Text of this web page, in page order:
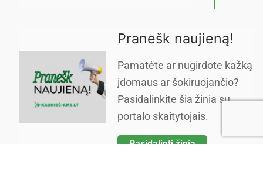
Pranešk naujieną!
Pamatėte ar nugirdote kažką
įdomaus ar šokiruojančio?
Pasidalinkite šia žinia su
portalo skaitytojais.
Pasidalinti žinia